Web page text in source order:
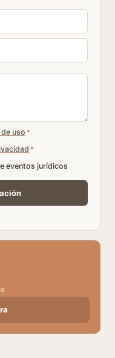
uso *
*
eventos jurídicos